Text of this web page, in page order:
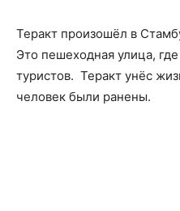
Теракт произошёл в
Это пешеходная улица,
туристов. Теракт унёс
человек были ранены.